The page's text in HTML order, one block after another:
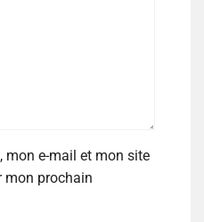
mon e-mail et mon site
mon prochain